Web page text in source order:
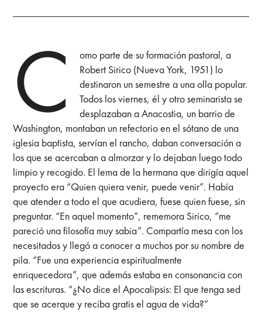
C
omo parte de su formación pastoral, a
Robert Sirico (Nueva York, 1951) lo
destinaron un semestre a una olla popular.
Todos los viernes, él y otro seminarista se
desplazaban a Anacostia, un barrio de
Washington, montaban un refectorio en el sótano de una
iglesia baptista, servían el rancho, daban conversación a
los que se acercaban a almorzar y lo dejaban luego todo
limpio y recogido. El lema de la hermana que dirigía aquel
proyecto era “Quien quiera venir, puede venir”. Había
que atender a todo el que acudiera, fuese quien fuese, sin
preguntar. “En aquel momento”, rememora Sirico, “me
pareció una filosofía muy sabia”. Compartía mesa con los
necesitados y llegó a conocer a muchos por su nombre de
pila. “Fue una experiencia espiritualmente
enriquecedora”, que además estaba en consonancia con
las escrituras. “¿No dice el Apocalipsis: El que tenga sed
que se acerque y reciba gratis el agua de vida?”